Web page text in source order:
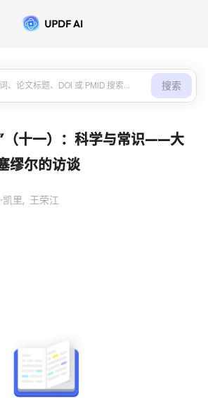
搜索
（十一）：科学与常识——大
缪尔的访谈
凯里, 王荣江